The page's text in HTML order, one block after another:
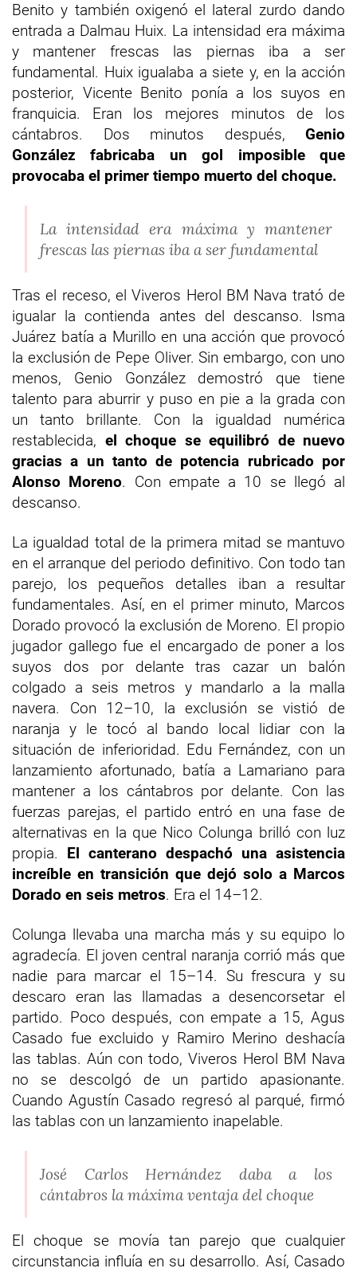
Benito y también oxigenó el lateral zurdo dando
entrada a Dalmau Huix. La intensidad era máxima
y mantener frescas las piernas iba a ser
fundamental. Huix igualaba a siete y, en la acción
posterior, Vicente Benito ponía a los suyos en
franquicia. Eran los mejores minutos de los
cántabros. Dos minutos después, Genio
González fabricaba un gol imposible que
provocaba el primer tiempo muerto del choque.
La intensidad era máxima y mantener
frescas las piernas iba a ser fundamental
Tras el receso, el Viveros Herol BM Nava trató de
igualar la contienda antes del descanso. Isma
Juárez batía a Murillo en una acción que provocó
la exclusión de Pepe Oliver. Sin embargo, con uno
menos, Genio González demostró que tiene
talento para aburrir y puso en pie a la grada con
un tanto brillante. Con la igualdad numérica
restablecida, el choque se equilibró de nuevo
gracias a un tanto de potencia rubricado por
Alonso Moreno. Con empate a 10 se llegó al
descanso.
La igualdad total de la primera mitad se mantuvo
en el arranque del periodo definitivo. Con todo tan
parejo, los pequeños detalles iban a resultar
fundamentales. Así, en el primer minuto, Marcos
Dorado provocó la exclusión de Moreno. El propio
jugador gallego fue el encargado de poner a los
suyos dos por delante tras cazar un balón
colgado a seis metros y mandarlo a la malla
navera. Con 12–10, la exclusión se vistió de
naranja y le tocó al bando local lidiar con la
situación de inferioridad. Edu Fernández, con un
lanzamiento afortunado, batía a Lamariano para
mantener a los cántabros por delante. Con las
fuerzas parejas, el partido entró en una fase de
alternativas en la que Nico Colunga brilló con luz
propia. El canterano despachó una asistencia
increíble en transición que dejó solo a Marcos
Dorado en seis metros. Era el 14–12.
Colunga llevaba una marcha más y su equipo lo
agradecía. El joven central naranja corrió más que
nadie para marcar el 15–14. Su frescura y su
descaro eran las llamadas a desencorsetar el
partido. Poco después, con empate a 15, Agus
Casado fue excluido y Ramiro Merino deshacía
las tablas. Aún con todo, Viveros Herol BM Nava
no se descolgó de un partido apasionante.
Cuando Agustín Casado regresó al parqué, firmó
las tablas con un lanzamiento inapelable.
José Carlos Hernández daba a los
cántabros la máxima ventaja del choque
El choque se movía tan parejo que cualquier
circunstancia influía en su desarrollo. Así, Casado